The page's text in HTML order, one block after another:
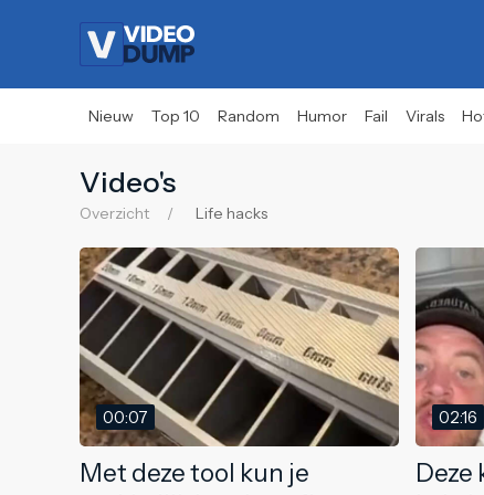
Nieuw Top 10 Random Humor Fail Virals
Video's
Overzicht Life hacks
00:07
Met deze tool kun je
02:16
Deze